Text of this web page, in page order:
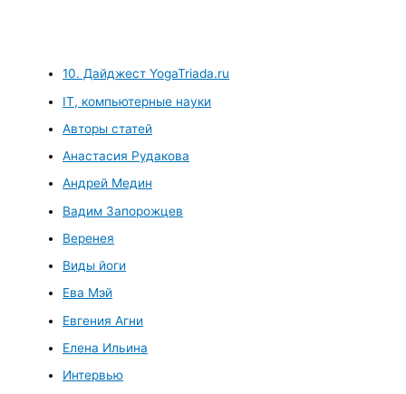
10. Дайджест YogaTriada.ru
IT, компьютерные науки
Авторы статей
Анастасия Рудакова
Андрей Медин
Вадим Запорожцев
Веренея
Виды йоги
Ева Мэй
Евгения Агни
Елена Ильина
Интервью